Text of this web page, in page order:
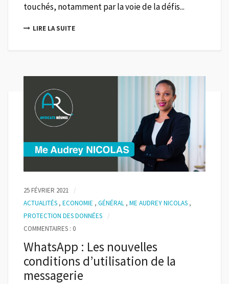
touchés, notamment par la voie de la défis...
LIRE LA SUITE
25 FÉVRIER 2021
ACTUALITÉS , ECONOMIE , GÉNÉRAL , ME AUDREY NICOLAS ,
PROTECTION DES DONNÉES
COMMENTAIRES : 0
WhatsApp : Les nouvelles
conditions d’utilisation de la
messagerie